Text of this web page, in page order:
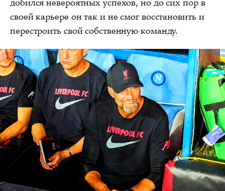
добился невероятных успехов, но до сих пор в
своей карьере он так и не смог восстановить и
перестроить свой собственную команду.